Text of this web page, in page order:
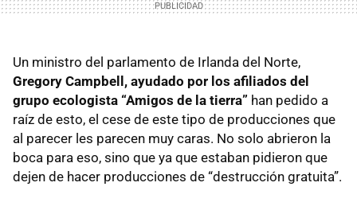
Un ministro del parlamento de Irlanda del Norte,
Gregory Campbell, ayudado por los afiliados del
grupo ecologista “Amigos de la tierra” han pedido a
raíz de esto, el cese de este tipo de producciones que
al parecer les parecen muy caras. No solo abrieron la
boca para eso, sino que ya que estaban pidieron que
dejen de hacer producciones de “destrucción gratuita”.